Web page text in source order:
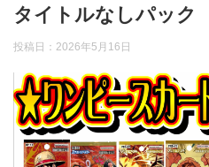
タイトルなしパック
投稿日： 2026年5月16日